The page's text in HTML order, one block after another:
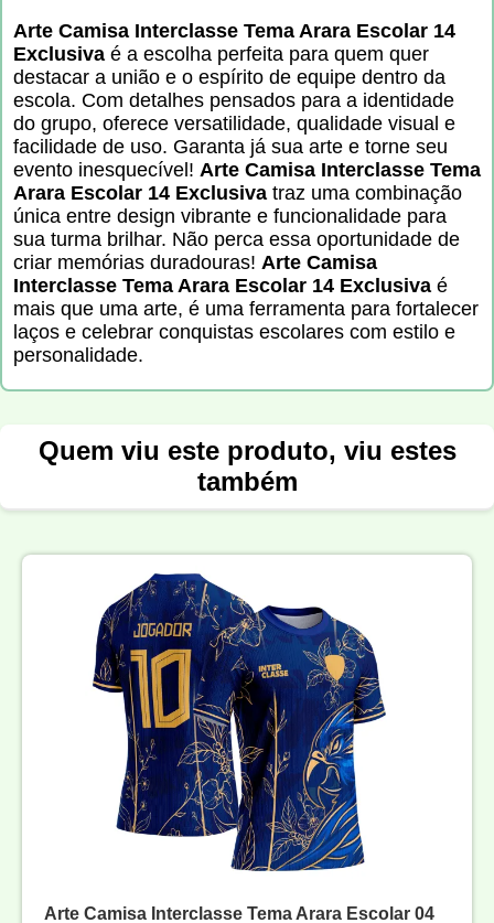
Arte Camisa Interclasse Tema Arara Escolar 14
Exclusiva é a escolha perfeita para quem quer
destacar a união e o espírito de equipe dentro da
escola. Com detalhes pensados para a identidade
do grupo, oferece versatilidade, qualidade visual e
facilidade de uso. Garanta já sua arte e torne seu
evento inesquecível! Arte Camisa Interclasse Tema
Arara Escolar 14 Exclusiva traz uma combinação
única entre design vibrante e funcionalidade para
sua turma brilhar. Não perca essa oportunidade de
criar memórias duradouras! Arte Camisa
Interclasse Tema Arara Escolar 14 Exclusiva é
mais que uma arte, é uma ferramenta para fortalecer
laços e celebrar conquistas escolares com estilo e
personalidade.
Quem viu este produto, viu estes
também
Arte Camisa Interclasse Tema Arara Escolar 04